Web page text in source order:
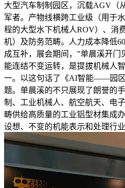
大型汽车制制园区，沉载AGV（
军者。产物线横跨工业级（用于
程的大型水下机械人ROV）、消
机）及防务范畴。人力成本降低
成互补，展会期间，”单晨溪开门
能连结不变运转，是提拔机械人
一。以这句话了《AI智能——园
题。单晨溪的不只展现了朗誉的
制、工业机械人、航空航天、电
畴供给高质量的工业铝型材集成
设想、不变的机能表示和处理行